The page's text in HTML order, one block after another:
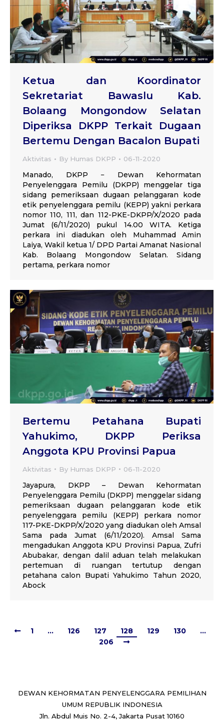
Ketua dan Koordinator
Sekretariat Bawaslu Kab.
Bolaang Mongondow Selatan
Diperiksa DKPP Terkait Dugaan
Bertemu Dengan Bacalon Bupati
Aktivitas By Humas DKPP 06-11-2020
Manado, DKPP − Dewan Kehormatan
Penyelenggara Pemilu (DKPP) menggelar tiga
sidang pemeriksaan dugaan pelanggaran kode
etik penyelenggara pemilu (KEPP) yakni perkara
nomor 110, 111, dan 112-PKE-DKPP/X/2020 pada
Jumat (6/11/2020) pukul 14.00 WITA. Ketiga
perkara ini diadukan oleh Muhammad Amin
Laiya, Wakil ketua 1/ DPD Partai Amanat Nasional
Kab. Bolaang Mongondow Selatan. Sidang
pertama, perkara nomor
Bertemu Petahana Bupati
Yahukimo, DKPP Periksa
Anggota KPU Provinsi Papua
Aktivitas By Humas DKPP 06-11-2020
Jayapura, DKPP – Dewan Kehormatan
Penyelenggara Pemilu (DKPP) menggelar sidang
pemeriksaan dugaan pelanggaran kode etik
penyelenggara pemilu (KEPP) perkara nomor
117-PKE-DKPP/X/2020 yang diadukan oleh Amsal
Sama pada Jumat (6/11/2020). Amsal Sama
mengadukan Anggota KPU Provinsi Papua, Zufri
Abubakar, dengan dalil aduan telah melakukan
pertemuan di ruangan tertutup dengan
petahana calon Bupati Yahukimo Tahun 2020,
Abock
1 … 126 127 128 129 130
…
206
DEWAN KEHORMATAN PENYELENGGARA PEMILIHAN
UMUM REPUBLIK INDONESIA
Jln. Abdul Muis No. 2-4, Jakarta Pusat 10160